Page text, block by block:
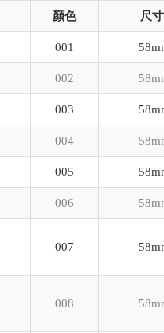
顏色 尺
001
002
003
004
005
006
007
008